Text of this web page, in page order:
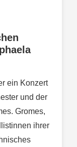
ein Konzert
und der
Gromes,
ihrer